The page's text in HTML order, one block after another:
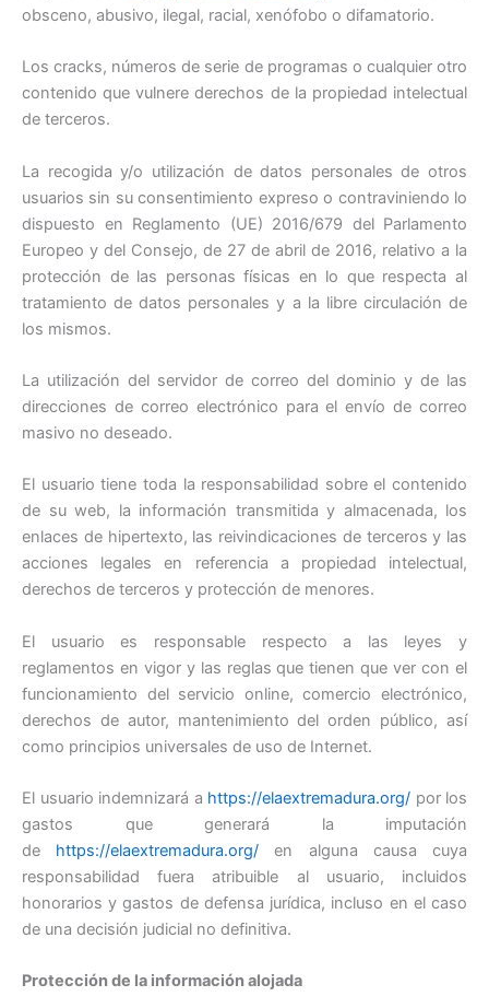
obsceno, abusivo, ilegal, racial, xenófobo o difamatorio.
Los cracks, números de serie de programas o cualquier otro
contenido que vulnere derechos de la propiedad intelectual
de terceros.
La recogida y/o utilización de datos personales de otros
usuarios sin su consentimiento expreso o contraviniendo lo
dispuesto en Reglamento (UE) 2016/679 del Parlamento
Europeo y del Consejo, de 27 de abril de 2016, relativo a la
protección de las personas físicas en lo que respecta al
tratamiento de datos personales y a la libre circulación de
los mismos.
La utilización del servidor de correo del dominio y de las
direcciones de correo electrónico para el envío de correo
masivo no deseado.
El usuario tiene toda la responsabilidad sobre el contenido
de su web, la información transmitida y almacenada, los
enlaces de hipertexto, las reivindicaciones de terceros y las
acciones legales en referencia a propiedad intelectual,
derechos de terceros y protección de menores.
El usuario es responsable respecto a las leyes y
reglamentos en vigor y las reglas que tienen que ver con el
funcionamiento del servicio online, comercio electrónico,
derechos de autor, mantenimiento del orden público, así
como principios universales de uso de Internet.
El usuario indemnizará a https://elaextremadura.org/ por los
gastos que generará la imputación
de https://elaextremadura.org/ en alguna causa cuya
responsabilidad fuera atribuible al usuario, incluidos
honorarios y gastos de defensa jurídica, incluso en el caso
de una decisión judicial no definitiva.
Protección de la información alojada